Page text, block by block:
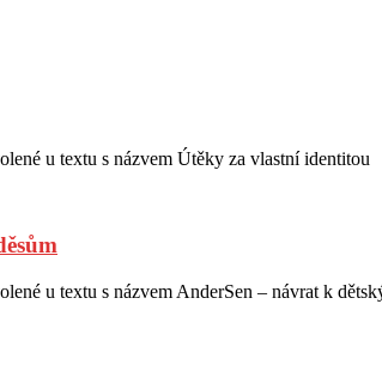
u textu s názvem Útěky za vlastní identitou
u textu s názvem AnderSen – návrat k